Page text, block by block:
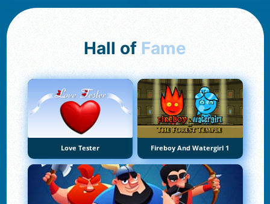
Hall of Fame
Love Tester Fireboy And Watergirl 1